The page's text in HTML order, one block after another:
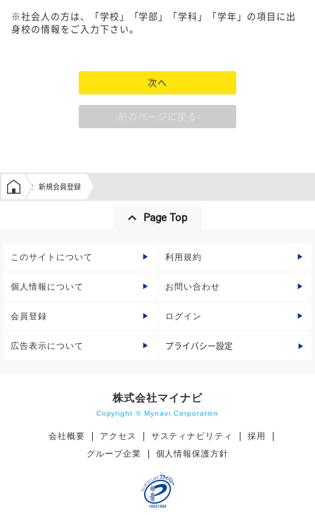
※社会人の方は、「学校」「学部」「学科」「学年」の項目に出
身校の情報をご入力下さい。
次へ
前のページに戻る
学生の窓口トップ
新規会員登録
Page Top
このサイトについて 利用規約
個人情報について お問い合わせ
会員登録 ログイン
広告表示について プライバシー設定
株式会社マイナビ
Copyright © Mynavi Corporation
会社概要 アクセス サスティナビリティ
採用
グループ企業
個人情報保護方針